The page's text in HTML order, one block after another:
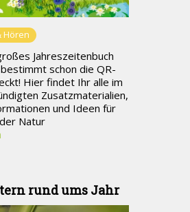
Hören
Jahreszeitenbuch
schon die QR-
Hier findet Ihr alle im
Zusatzmaterialien,
und Ideen für
Natur
rund ums Jahr